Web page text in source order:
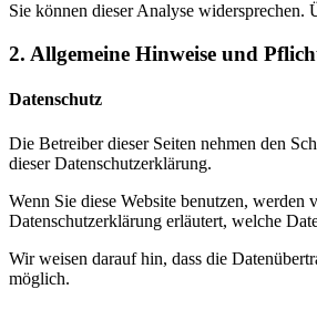
Sie können dieser Analyse
2. Allgemeine Hinweise und
Datenschutz
Die Betreiber dieser Seiten nehmen den
dieser Datenschutzerklärung.
Wenn Sie diese Website benutzen,
Datenschutzerklärung erläutert, welche
Wir weisen darauf hin, dass die
möglich.